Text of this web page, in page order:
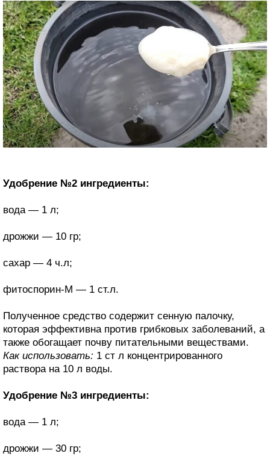
Удобрение №2 ингредиенты:
вода — 1 л;
дрожжи — 10 гр;
сахар — 4 ч.л;
фитоспорин-М — 1 ст.л.
Полученное средство содержит сенную палочку,
которая эффективна против грибковых заболеваний, а
также обогащает почву питательными веществами.
Как использовать: 1 ст л концентрированного
раствора на 10 л воды.
Удобрение №3 ингредиенты:
вода — 1 л;
дрожжи — 30 гр;